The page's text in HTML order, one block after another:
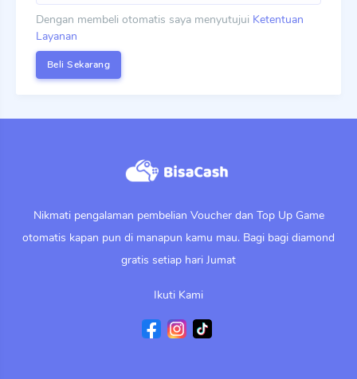
Dengan membeli otomatis saya menyutujui Ketentuan
Layanan
Nikmati pengalaman pembelian Voucher dan Top Up Game
otomatis kapan pun di manapun kamu mau. Bagi bagi diamond
gratis setiap hari Jumat
Ikuti Kami